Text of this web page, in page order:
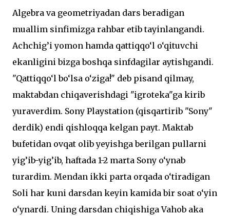
Algebra va geometriyadan dars beradigan
muallim sinfimizga rahbar etib tayinlangandi.
Achchig’i yomon hamda qattiqqo‘l o‘qituvchi
ekanligini bizga boshqa sinfdagilar aytishgandi.
"Qattiqqo‘l bo‘lsa o‘ziga!" deb pisand qilmay,
maktabdan chiqaverishdagi "igroteka"ga kirib
yuraverdim. Sony Playstation (qisqartirib "Sony"
derdik) endi qishloqqa kelgan payt. Maktab
bufetidan ovqat olib yeyishga berilgan pullarni
yig’ib-yig’ib, haftada 1-2 marta Sony o‘ynab
turardim. Mendan ikki parta orqada o‘tiradigan
Soli har kuni darsdan keyin kamida bir soat o‘yin
o‘ynardi. Uning darsdan chiqishiga Vahob aka